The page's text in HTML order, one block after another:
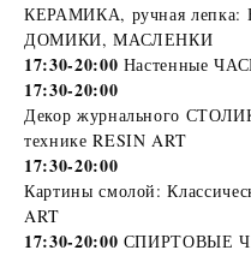
КЕРАМИКА, ручная
ДОМИКИ, МАСЛЕНКИ
17:30-20:00 Настенные
17:30-20:00
Декор журнального
технике RESIN ART
17:30-20:00
Картины смолой:
ART
17:30-20:00 СПИРТОВЫЕ